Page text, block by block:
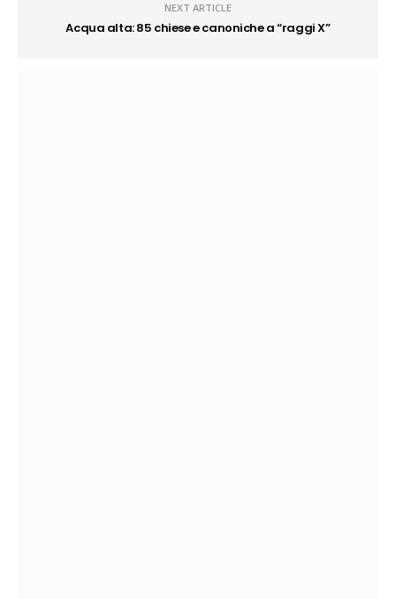
NEXT ARTICLE
Acqua alta: 85 chiese e canoniche a “raggi X”